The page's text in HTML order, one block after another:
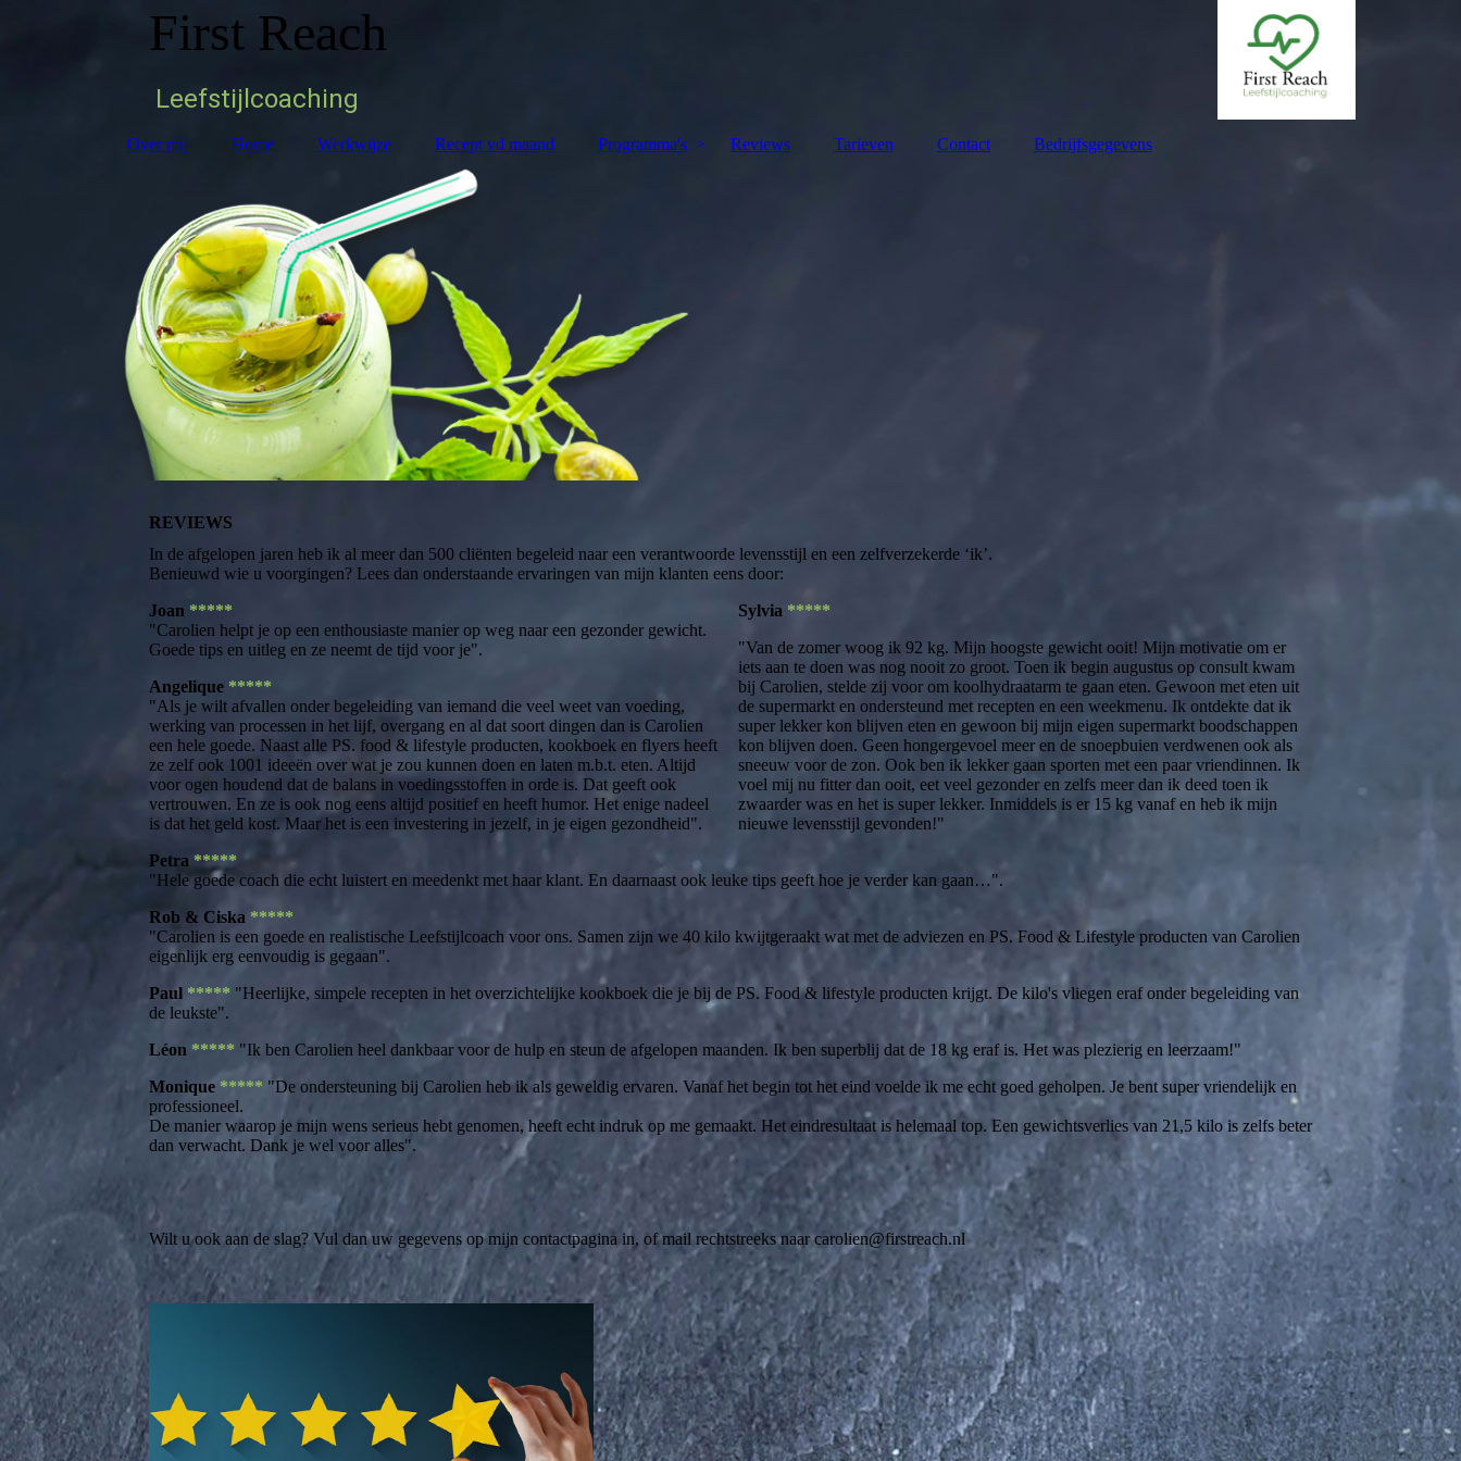
First Reach
Leefstijlcoaching
Over mij Home Werkwijze Recept vd maand Programma's Reviews Tarieven Contact Bedrijfsgegevens
REVIEWS
In de afgelopen jaren heb ik al meer dan 500 cliënten begeleid naar een verantwoorde levensstijl en een zelfverzekerde ‘ik’.
Benieuwd wie u voorgingen? Lees dan onderstaande ervaringen van mijn klanten eens door:
Joan *****
"Carolien helpt je op een enthousiaste manier op weg naar een gezonder gewicht.
Goede tips en uitleg en ze neemt de tijd voor je".
Angelique *****
"Als je wilt afvallen onder begeleiding van iemand die veel weet van voeding,
werking van processen in het lijf, overgang en al dat soort dingen dan is Carolien
een hele goede. Naast alle PS. food & lifestyle producten, kookboek en flyers heeft
ze zelf ook 1001 ideeën over wat je zou kunnen doen en laten m.b.t. eten. Altijd
voor ogen houdend dat de balans in voedingsstoffen in orde is. Dat geeft ook
vertrouwen. En ze is ook nog eens altijd positief en heeft humor. Het enige nadeel
is dat het geld kost. Maar het is een investering in jezelf, in je eigen gezondheid".
Sylvia *****
"Van de zomer woog ik 92 kg. Mijn hoogste gewicht ooit! Mijn motivatie om er
iets aan te doen was nog nooit zo groot. Toen ik begin augustus op consult kwam
bij Carolien, stelde zij voor om koolhydraatarm te gaan eten. Gewoon met eten uit
de supermarkt en ondersteund met recepten en een weekmenu. Ik ontdekte dat ik
super lekker kon blijven eten en gewoon bij mijn eigen supermarkt boodschappen
kon blijven doen. Geen hongergevoel meer en de snoepbuien verdwenen ook als
sneeuw voor de zon. Ook ben ik lekker gaan sporten met een paar vriendinnen. Ik
voel mij nu fitter dan ooit, eet veel gezonder en zelfs meer dan ik deed toen ik
zwaarder was en het is super lekker. Inmiddels is er 15 kg vanaf en heb ik mijn
nieuwe levensstijl gevonden!"
Petra *****
"Hele goede coach die echt luistert en meedenkt met haar klant. En daarnaast ook leuke tips geeft hoe je verder kan gaan…".
Rob & Ciska *****
"Carolien is een goede en realistische Leefstijlcoach voor ons. Samen zijn we 40 kilo kwijtgeraakt wat met de adviezen en PS. Food & Lifestyle producten van Carolien
eigenlijk erg eenvoudig is gegaan".
Paul ***** "Heerlijke, simpele recepten in het overzichtelijke kookboek die je bij de PS. Food & lifestyle producten krijgt. De kilo's vliegen eraf onder begeleiding van
de leukste".
Léon ***** "Ik ben Carolien heel dankbaar voor de hulp en steun de afgelopen maanden. Ik ben superblij dat de 18 kg eraf is. Het was plezierig en leerzaam!"
Monique ***** "De ondersteuning bij Carolien heb ik als geweldig ervaren. Vanaf het begin tot het eind voelde ik me echt goed geholpen. Je bent super vriendelijk en
professioneel.
De manier waarop je mijn wens serieus hebt genomen, heeft echt indruk op me gemaakt. Het eindresultaat is helemaal top. Een gewichtsverlies van 21,5 kilo is zelfs beter
dan verwacht. Dank je wel voor alles".
Wilt u ook aan de slag? Vul dan uw gegevens op mijn contactpagina in, of mail rechtstreeks naar carolien@firstreach.nl